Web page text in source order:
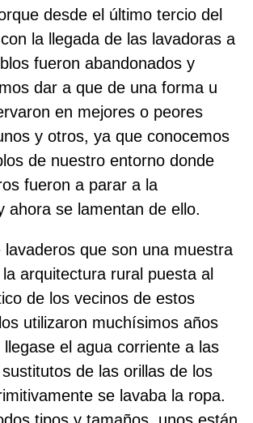
desde el último tercio del
la llegada de las lavadoras a
fueron abandonados y
dar a que de una forma u
en mejores o peores
y otros, ya que conocemos
de nuestro entorno donde
fueron a parar a la
ahora se lamentan de ello.
que son una muestra
arquitectura rural puesta al
de los vecinos de estos
utilizaron muchísimos años
el agua corriente a las
de las orillas de los
se lavaba la ropa.